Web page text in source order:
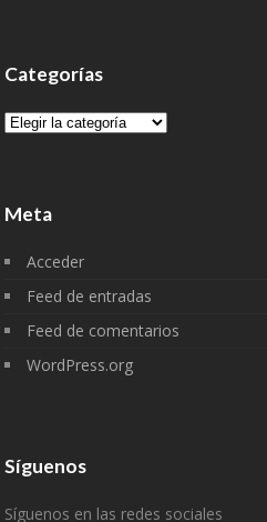
Categorías
Categorías
Meta
Acceder
Feed de entradas
Feed de comentarios
WordPress.org
Síguenos
Síguenos en las redes sociales